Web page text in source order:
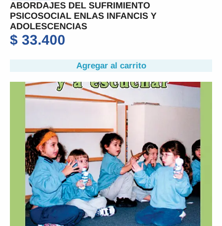
ABORDAJES DEL SUFRIMIENTO
PSICOSOCIAL ENLAS INFANCIS Y
ADOLESCENCIAS
$ 33.400
Agregar al carrito